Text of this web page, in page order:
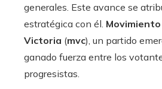
generales. Este avance se
estratégica con él.
Victoria (mvc), un partido
ganado fuerza entre los
progresistas.